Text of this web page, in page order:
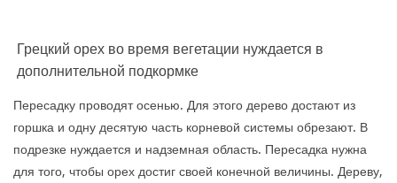
Грецкий орех во время вегетации нуждается в
дополнительной подкормке
Пересадку проводят осенью. Для этого дерево достают из
горшка и одну десятую часть корневой системы обрезают. В
подрезке нуждается и надземная область. Пересадка нужна
для того, чтобы орех достиг своей конечной величины. Дереву,